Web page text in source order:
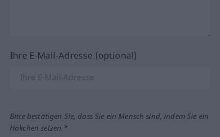
Ihre E-Mail-Adresse (optional)
Bitte bestätigen Sie, dass Sie ein Mensch sind, indem Sie ein
Häkchen setzen.*